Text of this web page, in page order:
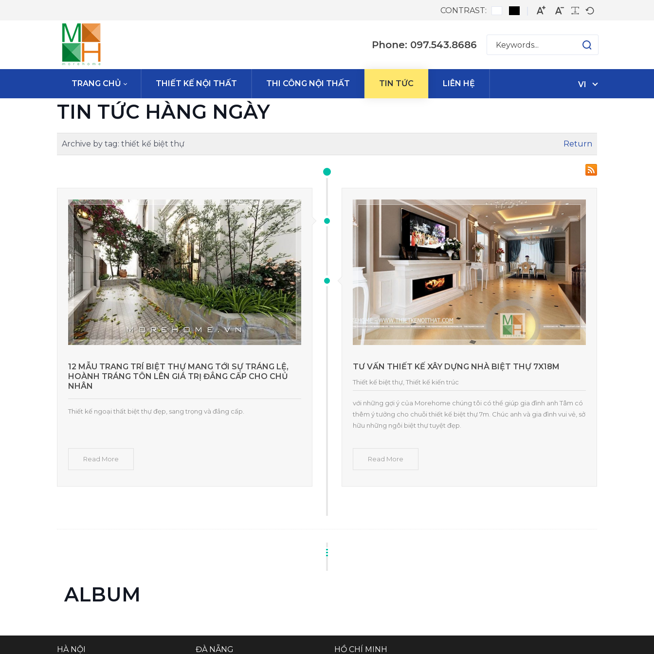
CONTRAST:
Phone: 097.543.8686
TRANG CHỦ THIẾT KẾ NỘI THẤT THI CÔNG NỘI THẤT TIN TỨC LIÊN HỆ VI
TIN TỨC HÀNG NGÀY
Archive by tag: thiết kế biệt thự Return
12 MẪU TRANG TRÍ BIỆT THỰ MANG TỚI SỰ TRÁNG LỆ,
HOÀNH TRÁNG TÔN LÊN GIÁ TRỊ ĐẲNG CẤP CHO CHỦ
NHÂN
Thiết kế ngoại thất biệt thự đẹp, sang trọng và đẳng cấp.
Read More
TƯ VẤN THIẾT KẾ XÂY DỰNG NHÀ BIỆT THỰ 7X18M
Thiết kế biệt thự,Thiết kế kiến trúc
với những gợi ý của Morehome chúng tôi có thể giúp gia đình anh Tâm có
thêm ý tưởng cho chuỗi thiết kế biệt thự 7m. Chúc anh và gia đình vui vẻ, sở
hữu những ngôi biệt thự tuyệt đẹp.
Read More
ALBUM
HÀ NỘI ĐÀ NẴNG HỒ CHÍ MINH